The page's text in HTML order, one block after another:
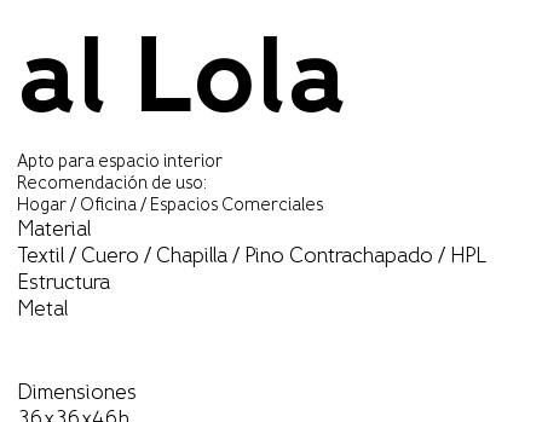
al Lola
Apto para espacio interior
Recomendación de uso:
Hogar / Oficina / Espacios Comerciales
Material
Textil / Cuero / Chapilla / Pino Contrachapado / HPL
Estructura
Metal
Dimensiones